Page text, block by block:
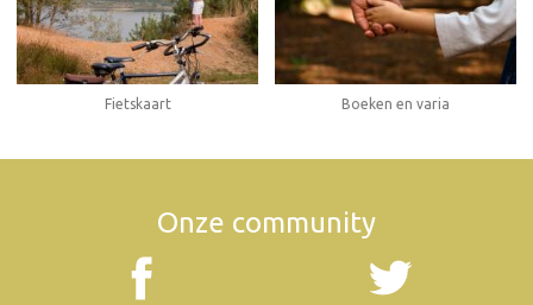
Fietskaart Boeken en varia
Onze community